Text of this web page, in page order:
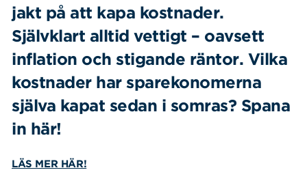
jakt på att kapa kostnader.
Självklart alltid vettigt – oavsett
inflation och stigande räntor. Vilka
kostnader har sparekonomerna
själva kapat sedan i somras? Spana
in här!
LÄS MER HÄR!